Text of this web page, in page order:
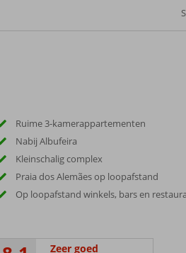
Ruime 3-kamerappartementen
Nabij Albufeira
Kleinschalig complex
Praia dos Alemães op loopafstand
Op loopafstand winkels, bars en
Zeer goed